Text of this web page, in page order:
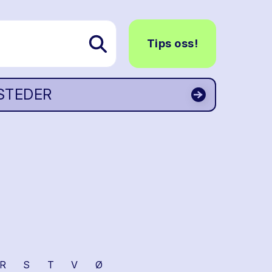
Tips oss!
R S T V Ø